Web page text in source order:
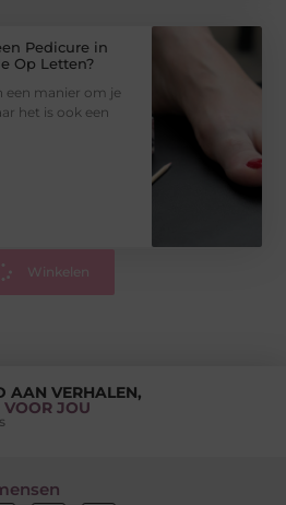
Pedicure in
Op Letten?
een manier om je
het is ook een
Winkelen
AAN VERHALEN,
JOU